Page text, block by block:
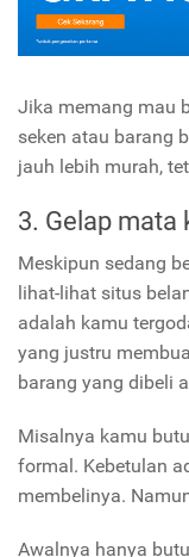
Jika memang mau
seken atau barang
jauh lebih murah,
3. Gelap mata
Meskipun sedang
lihat-lihat situs
adalah kamu
yang justru
barang yang dibeli
Misalnya kamu
formal. Kebetulan
membelinya.
Awalnya hanya